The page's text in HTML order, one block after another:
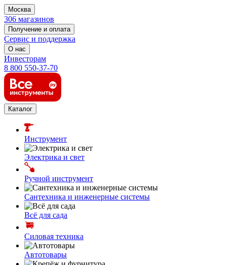
Москва
306 магазинов
Получение и оплата
Сервис и поддержка
О нас
Инвесторам
8 800 550-37-70
Каталог
Инструмент
Электрика и свет
Ручной инструмент
Сантехника и инженерные системы
Всё для сада
Силовая техника
Автотовары